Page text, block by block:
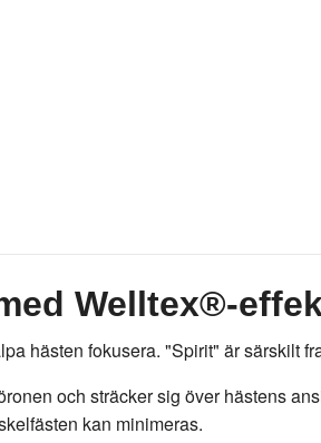
Welltex®-
hästen fokusera. "Spirit" är särskilt
och sträcker sig över hästens
kan minimeras.